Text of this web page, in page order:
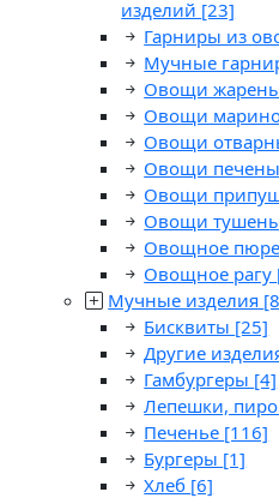
изделий [23]
Гарниры из
Мучные
Овощи
Овощи
Овощи
Овощи
Овощи
Овощи
Овощное пюре
Овощное рагу
Мучные изделия
Бисквиты [25]
Другие
Гамбургеры [4]
Лепешки,
Печенье [116]
Бургеры [1]
Хлеб [6]